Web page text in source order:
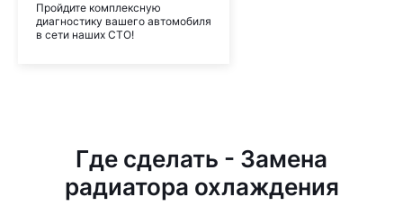
Пройдите комплексную
диагностику вашего автомобиля
в сети наших СТО!
Где сделать - Замена
радиатора охлаждения